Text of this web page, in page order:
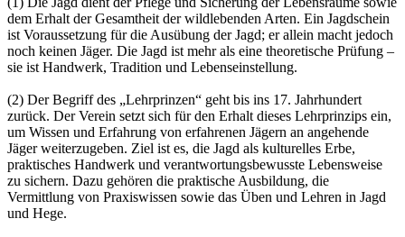
dem Erhalt der Gesamtheit der wildlebenden Arten. Ein Jagdschein
ist Voraussetzung für die Ausübung der Jagd; er allein macht jedoch
noch keinen Jäger. Die Jagd ist mehr als eine theoretische Prüfung –
sie ist Handwerk, Tradition und Lebenseinstellung.
(2) Der Begriff des „Lehrprinzen“ geht bis ins 17. Jahrhundert
zurück. Der Verein setzt sich für den Erhalt dieses Lehrprinzips ein,
um Wissen und Erfahrung von erfahrenen Jägern an angehende
Jäger weiterzugeben. Ziel ist es, die Jagd als kulturelles Erbe,
praktisches Handwerk und verantwortungsbewusste Lebensweise
zu sichern. Dazu gehören die praktische Ausbildung, die
Vermittlung von Praxiswissen sowie das Üben und Lehren in Jagd
und Hege.